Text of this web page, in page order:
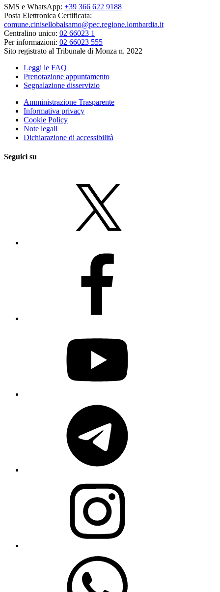
SMS e WhatsApp: +39 366 622 9188
Posta Elettronica Certificata:
comune.cinisellobalsamo@pec.regione.lombardia.it
Centralino unico: 02 66023 1
Per informazioni: 02 66023 555
Sito registrato al Tribunale di Monza n. 2022
Leggi le FAQ
Prenotazione appuntamento
Segnalazione disservizio
Amministrazione Trasparente
Informativa privacy
Cookie Policy
Note legali
Dichiarazione di accessibilità
Seguici su